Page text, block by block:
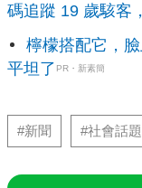
碼追蹤 19 歲駭客
檸檬搭配它，
平坦了 PR・新素簡
#新聞 #社會話題